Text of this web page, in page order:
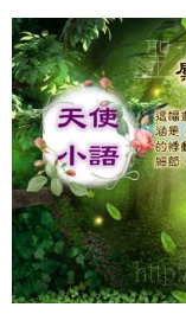
7-11取貨付款
每筆NT$80，滿
賣家宅配幫您送（台
每筆NT$80，滿
郵局幫你送（離島）
每筆NT$80，滿
付款後門市自取
免運費